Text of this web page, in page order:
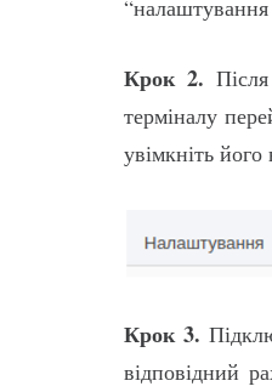
Крок 2.
терміналу
увімкніть
Крок 3.
відповідний